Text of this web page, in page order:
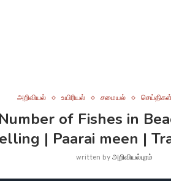
அறிவியல் உயிரியல் சமையல் செய்திகள்
of Fishes in
| Paarai meen |
written byஅறிவியல்புரம்